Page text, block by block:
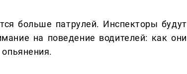
больше патрулей. Инспекторы будут
на поведение водителей: как они
опьянения.